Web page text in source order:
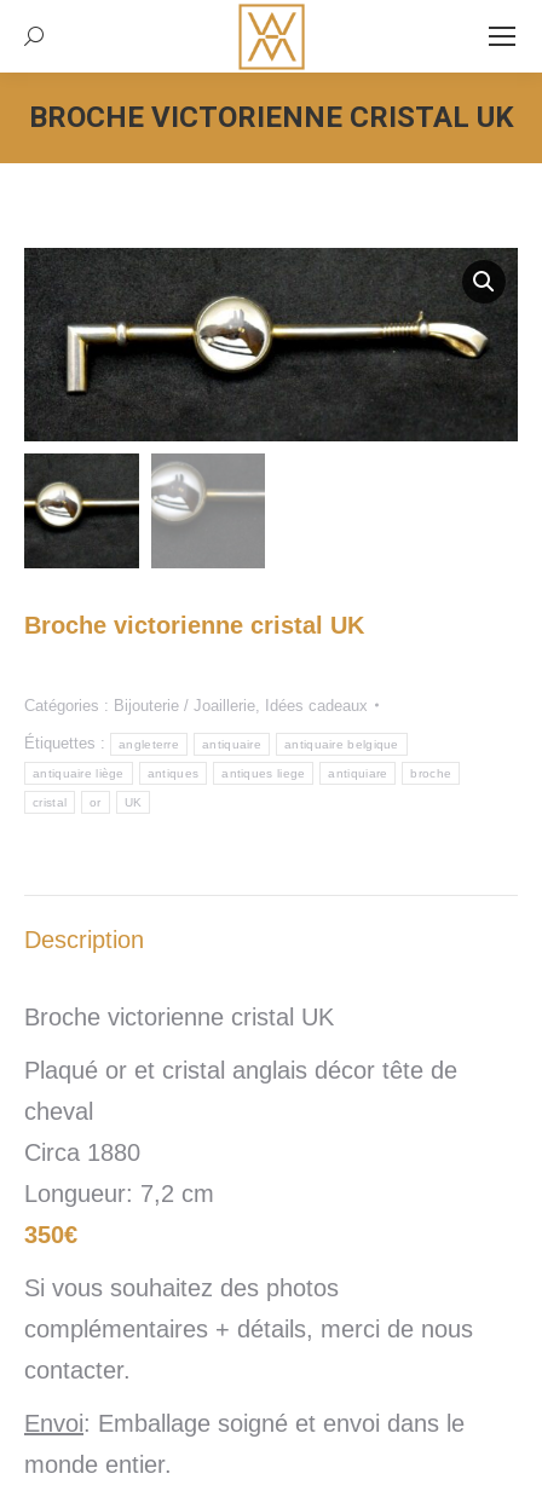
Recherche:
BROCHE VICTORIENNE CRISTAL UK
Vous êtes ici :
Broche victorienne cristal UK
Catégories : Bijouterie / Joaillerie Idées cadeaux
Étiquettes : angleterre antiquaire antiquaire belgique
antiquaire liège antiques antiques liege antiquiare broche
cristal or UK
Description
Broche victorienne cristal UK
Plaqué or et cristal anglais décor tête de
cheval
Circa 1880
Longueur: 7,2 cm
350€
Si vous souhaitez des photos
complémentaires + détails, merci de nous
contacter.
Envoi: Emballage soigné et envoi dans le
monde entier.